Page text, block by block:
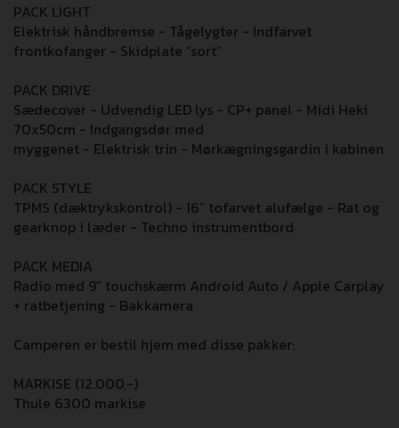
PACK LIGHT
Elektrisk håndbremse - Tågelygter - Indfarvet
frontkofanger - Skidplate ”sort”
PACK DRIVE
Sædecover - Udvendig LED lys - CP+ panel - Midi Heki
70x50cm - Indgangsdør med
myggenet - Elektrisk trin - Mørkægningsgardin i kabinen
PACK STYLE
TPMS (dæktrykskontrol) - 16” tofarvet alufælge - Rat og
gearknop i læder - Techno instrumentbord
PACK MEDIA
Radio med 9” touchskærm Android Auto / Apple Carplay
+ ratbetjening - Bakkamera
Camperen er bestil hjem med disse pakker:
MARKISE (12.000,-)
Thule 6300 markise